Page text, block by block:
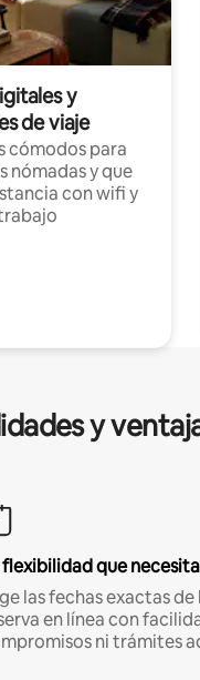
y
de viaje
cómodos para
nómadas y que
con wifi y
y
flexibilidad que
las fechas exactas
en línea con
ni trámites